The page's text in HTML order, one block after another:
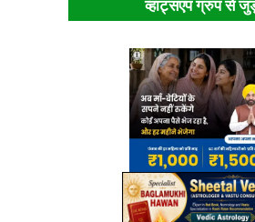
व्हाट्सएप ग्रुप से